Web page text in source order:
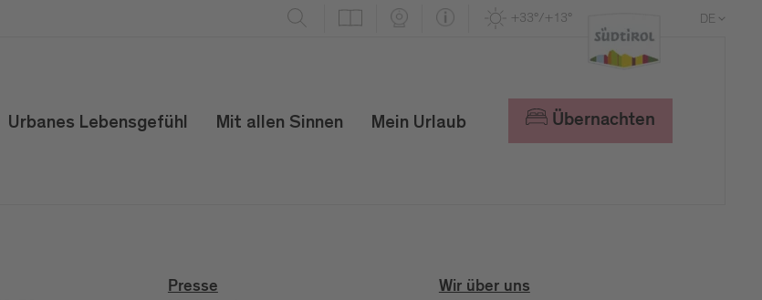
+33°/+13° DE
Urbanes Lebensgefühl Mit allen Sinnen Mein Urlaub Übernachten
Presse
Wir über uns